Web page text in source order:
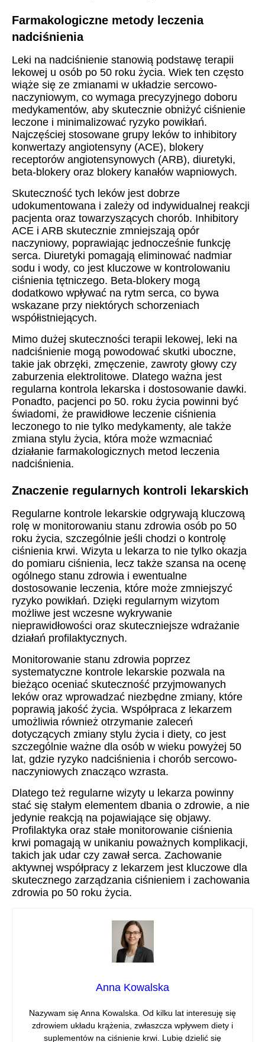
Farmakologiczne metody leczenia
nadciśnienia
Leki na nadciśnienie stanowią podstawę terapii
lekowej u osób po 50 roku życia. Wiek ten często
wiąże się ze zmianami w układzie sercowo-
naczyniowym, co wymaga precyzyjnego doboru
medykamentów, aby skutecznie obniżyć ciśnienie
leczone i minimalizować ryzyko powikłań.
Najczęściej stosowane grupy leków to inhibitory
konwertazy angiotensyny (ACE), blokery
receptorów angiotensynowych (ARB), diuretyki,
beta-blokery oraz blokery kanałów wapniowych.
Skuteczność tych leków jest dobrze
udokumentowana i zależy od indywidualnej reakcji
pacjenta oraz towarzyszących chorób. Inhibitory
ACE i ARB skutecznie zmniejszają opór
naczyniowy, poprawiając jednocześnie funkcję
serca. Diuretyki pomagają eliminować nadmiar
sodu i wody, co jest kluczowe w kontrolowaniu
ciśnienia tętniczego. Beta-blokery mogą
dodatkowo wpływać na rytm serca, co bywa
wskazane przy niektórych schorzeniach
współistniejących.
Mimo dużej skuteczności terapii lekowej, leki na
nadciśnienie mogą powodować skutki uboczne,
takie jak obrzęki, zmęczenie, zawroty głowy czy
zaburzenia elektrolitowe. Dlatego ważna jest
regularna kontrola lekarska i dostosowanie dawki.
Ponadto, pacjenci po 50. roku życia powinni być
świadomi, że prawidłowe leczenie ciśnienia
leczonego to nie tylko medykamenty, ale także
zmiana stylu życia, która może wzmacniać
działanie farmakologicznych metod leczenia
nadciśnienia.
Znaczenie regularnych kontroli lekarskich
Regularne kontrole lekarskie odgrywają kluczową
rolę w monitorowaniu stanu zdrowia osób po 50
roku życia, szczególnie jeśli chodzi o kontrolę
ciśnienia krwi. Wizyta u lekarza to nie tylko okazja
do pomiaru ciśnienia, lecz także szansa na ocenę
ogólnego stanu zdrowia i ewentualne
dostosowanie leczenia, które może zmniejszyć
ryzyko powikłań. Dzięki regularnym wizytom
możliwe jest wczesne wykrywanie
nieprawidłowości oraz skuteczniejsze wdrażanie
działań profilaktycznych.
Monitorowanie stanu zdrowia poprzez
systematyczne kontrole lekarskie pozwala na
bieżąco oceniać skuteczność przyjmowanych
leków oraz wprowadzać niezbędne zmiany, które
poprawią jakość życia. Współpraca z lekarzem
umożliwia również otrzymanie zaleceń
dotyczących zmiany stylu życia i diety, co jest
szczególnie ważne dla osób w wieku powyżej 50
lat, gdzie ryzyko nadciśnienia i chorób sercowo-
naczyniowych znacząco wzrasta.
Dlatego też regularne wizyty u lekarza powinny
stać się stałym elementem dbania o zdrowie, a nie
jedynie reakcją na pojawiające się objawy.
Profilaktyka oraz stałe monitorowanie ciśnienia
krwi pomagają w unikaniu poważnych komplikacji,
takich jak udar czy zawał serca. Zachowanie
aktywnej współpracy z lekarzem jest kluczowe dla
skutecznego zarządzania ciśnieniem i zachowania
zdrowia po 50 roku życia.
Anna Kowalska
Nazywam się Anna Kowalska. Od kilku lat interesuję się
zdrowiem układu krążenia, zwłaszcza wpływem diety i
suplementów na ciśnienie krwi. Lubię dzielić się